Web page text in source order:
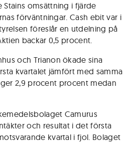
omsättning i fjärde
förväntningar. Cash ebit var i
föreslår en utdelning på
backar 0,5 procent.
och Trianon ökade sina
kvartalet jämfört med samma
2,9 procent procent medan
Camurus
och resultat i det första
kvartal i fjol. Bolaget